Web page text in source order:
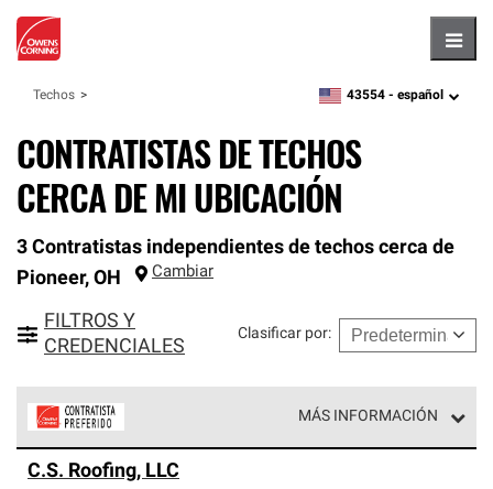
Techos zipcode,language
43554 - español
CONTRATISTAS DE TECHOS
CERCA DE MI UBICACIÓN
3 Contratistas independientes de techos cerca de
Pioneer, OH Cambiar
FILTROS Y
CREDENCIALES
Clasificar por:
MÁS INFORMACIÓN
parte de una red exclusiva de profesionales de techos
C.S. Roofing, LLC